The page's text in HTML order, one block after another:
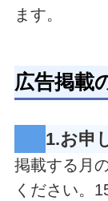
ます。
広告掲載
1.お申
掲載する月
ください。